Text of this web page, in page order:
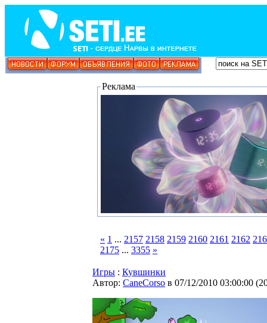
Реклама
« 1 ... 2157 2158 2159 2160 2161 2162
2175 ... 3355 »
Игры : Кувшинки
Автор: CaneCorso в 07/12/2010 03:00:00 (